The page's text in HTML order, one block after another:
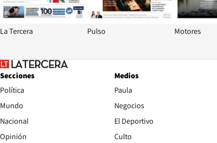
La Tercera Pulso Motores
Secciones
Política
Mundo
Nacional
Opinión
Medios
Paula
Negocios
El Deportivo
Culto